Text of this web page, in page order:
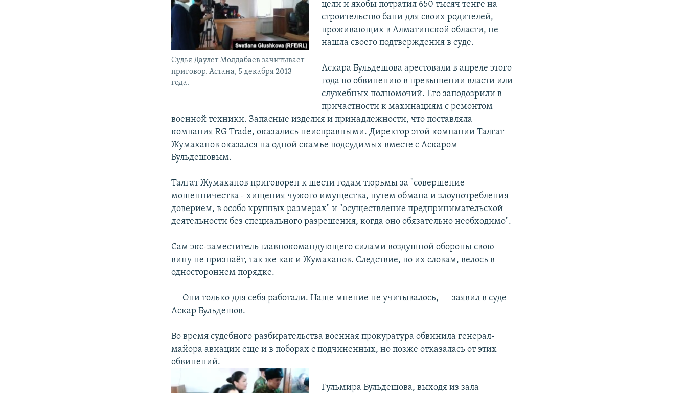
Судья Даулет Молдабаев зачитывает
приговор. Астана, 5 декабря 2013
года.
цели и якобы потратил 650 тысяч тенге на
строительство бани для своих родителей,
проживающих в Алматинской области, не
нашла своего подтверждения в суде.
Аскара Бульдешова арестовали в апреле этого
года по обвинению в превышении власти или
служебных полномочий. Его заподозрили в
причастности к махинациям с ремонтом
военной техники. Запасные изделия и принадлежности, что поставляла
компания RG Trade, оказались неисправными. Директор этой компании Талгат
Жумаханов оказался на одной скамье подсудимых вместе с Аскаром
Бульдешовым.
Талгат Жумаханов приговорен к шести годам тюрьмы за "совершение
мошенничества - хищения чужого имущества, путем обмана и злоупотребления
доверием, в особо крупных размерах" и "осуществление предпринимательской
деятельности без специального разрешения, когда оно обязательно необходимо".
Сам экс-заместитель главнокомандующего силами воздушной обороны свою
вину не признаёт, так же как и Жумаханов. Следствие, по их словам, велось в
одностороннем порядке.
— Они только для себя работали. Наше мнение не учитывалось, — заявил в суде
Аскар Бульдешов.
Во время судебного разбирательства военная прокуратура обвинила генерал-
майора авиации еще и в поборах с подчиненных, но позже отказалась от этих
обвинений.
Гульмира Бульдешова, выходя из зала